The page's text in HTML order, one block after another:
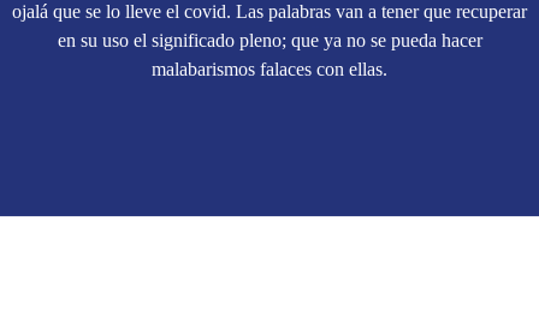
ojalá que se lo lleve el covid. Las palabras van a tener que recuperar
en su uso el significado pleno; que ya no se pueda hacer
malabarismos falaces con ellas.